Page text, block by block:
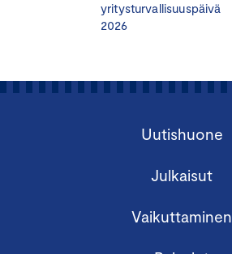
yritysturvallisuuspäivä
2026
Uutishuone
Julkaisut
Vaikuttaminen